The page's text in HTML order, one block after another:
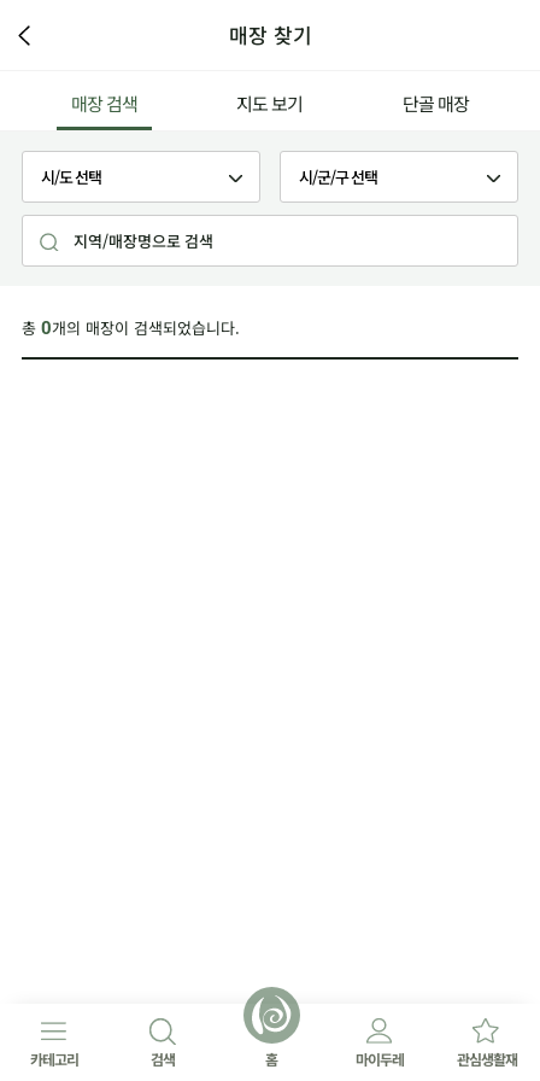
매장 찾기
매장 검색 지도 보기 단골 매장
총 0개의 매장이 검색되었습니다.
카테고리 검색 홈 마이두레 관심생활재